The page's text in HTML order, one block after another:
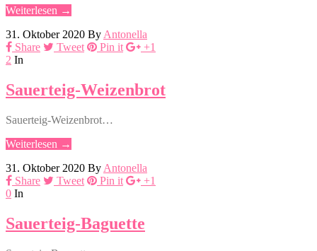
Weiterlesen →
31. Oktober 2020 By Antonella
Share
Tweet Pin it
+1
2 In
Sauerteig-Weizenbrot
Sauerteig-Weizenbrot…
Weiterlesen →
31. Oktober 2020 By Antonella
Share
Tweet Pin it
+1
0 In
Sauerteig-Baguette